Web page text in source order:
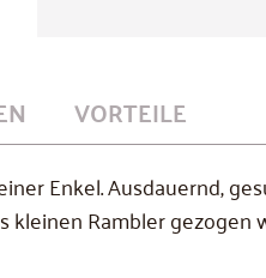
VORTEILE
Enkel. Ausdauernd,
Rambler gezogen